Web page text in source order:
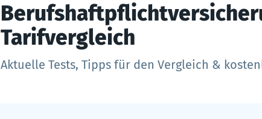
Tarifvergleich
Aktuelle Tests, Tipps für den Vergleich &